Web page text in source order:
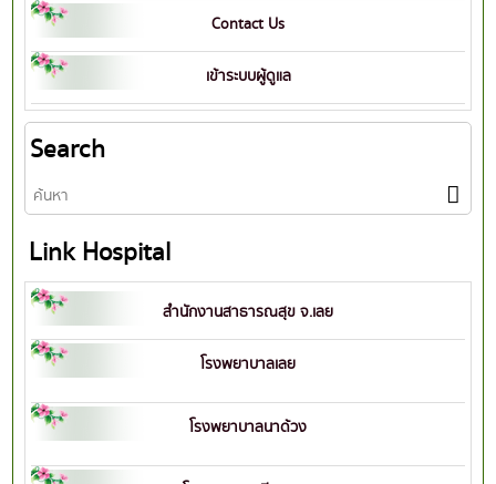
Contact Us
เข้าระบบผู้ดูแล
Search
Link Hospital
สำนักงานสาธารณสุข จ.เลย
โรงพยาบาลเลย
โรงพยาบาลนาด้วง